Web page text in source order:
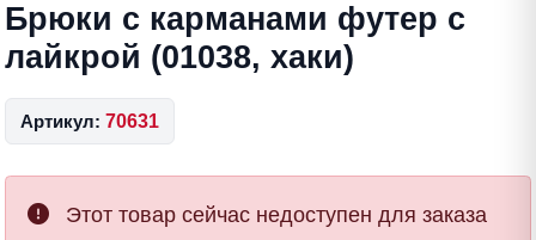
Брюки с карманами футер с
лайкрой (01038, хаки)
Артикул: 70631
Этот товар сейчас недоступен для заказа